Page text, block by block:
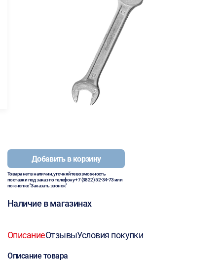
Добавить в корзину
Товара нет в наличии, уточняйте возможность
поставки под заказ по телефону+7 (3822) 52-34-73или
по кнопке "Заказать звонок"
Наличие в магазинах
ОписаниеОтзывыУсловия покупки
Описание товара